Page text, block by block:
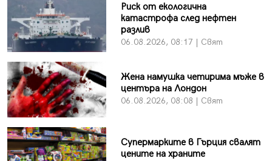
Риск от екологична
катастрофа след нефтен
разлив
06.08.2026, 08:17 | Свят
Жена намушка четирима мъже в
центъра на Лондон
06.08.2026, 08:08 | Свят
Супермарките в Гърция свалят
цените на храните